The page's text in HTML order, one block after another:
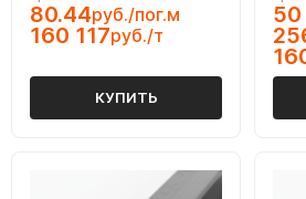
80.44руб./пог.м
160 117руб./т
КУПИТЬ
50